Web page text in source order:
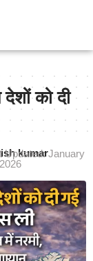
को दी
kumar
Updated: January